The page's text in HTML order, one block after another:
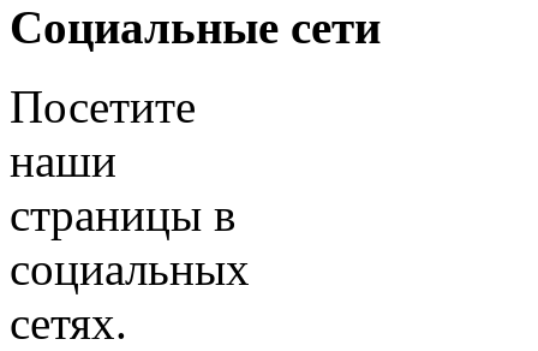
Социальные сети
Посетите
наши
страницы в
социальных
сетях.